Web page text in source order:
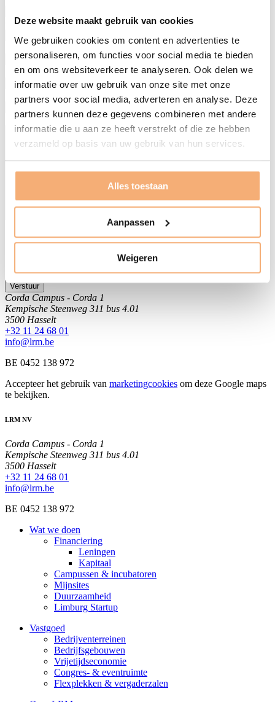
Deze website maakt gebruik van cookies
We gebruiken cookies om content en advertenties te
personaliseren, om functies voor social media te bieden
en om ons websiteverkeer te analyseren. Ook delen we
informatie over uw gebruik van onze site met onze
partners voor social media, adverteren en analyse. Deze
partners kunnen deze gegevens combineren met andere
informatie die u aan ze heeft verstrekt of die ze hebben
verzameld op basis van uw gebruik van hun services.
Alles toestaan
Aanpassen
Weigeren
Gsm-nummer*
E-mailadres *
Straatnaam & nummer*
Postcode & gemeente *
Korte omschrijving van jouw vraag
Ik geef toestemming dat LRM NV bovenstaande gegevens
zal verwerken en bewaren zoals beschreven in de
Verstuur
Corda Campus - Corda 1
Kempische Steenweg 311 bus 4.01
3500 Hasselt
+32 11 24 68 01
info@lrm.be
BE 0452 138 972
Accepteer het gebruik van marketingcookies om deze Google maps
te bekijken.
LRM NV
Corda Campus - Corda 1
Kempische Steenweg 311 bus 4.01
3500 Hasselt
+32 11 24 68 01
info@lrm.be
BE 0452 138 972
Wat we doen
Financiering
Leningen
Kapitaal
Campussen & incubatoren
Mijnsites
Duurzaamheid
Limburg Startup
Vastgoed
Bedrijventerreinen
Bedrijfsgebouwen
Vrijetijdseconomie
Congres- & eventruimte
Flexplekken & vergaderzalen